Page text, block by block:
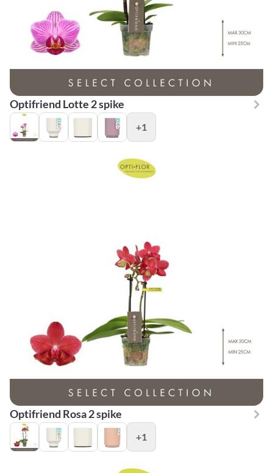
Optifriend Lotte 2 spike
+1
Optifriend Rosa 2 spike
+1